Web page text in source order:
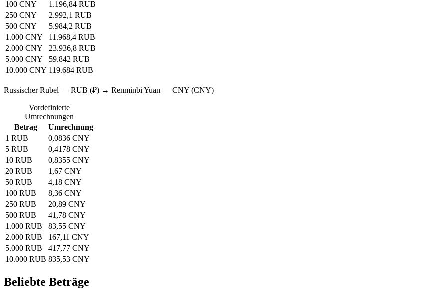
100 CNY
1.196,84 RUB
250 CNY
2.992,1 RUB
500 CNY
5.984,2 RUB
1.000 CNY
11.968,4 RUB
2.000 CNY
23.936,8 RUB
5.000 CNY
59.842 RUB
10.000 CNY 119.684 RUB
Russischer Rubel — RUB (₽) → Renminbi Yuan — CNY (CNY)
Vordefinierte
Umrechnungen
Betrag
Umrechnung
1 RUB
0,0836 CNY
5 RUB
0,4178 CNY
10 RUB
0,8355 CNY
20 RUB
1,67 CNY
50 RUB
4,18 CNY
100 RUB
8,36 CNY
250 RUB
20,89 CNY
500 RUB
41,78 CNY
1.000 RUB
83,55 CNY
2.000 RUB
167,11 CNY
5.000 RUB
417,77 CNY
10.000 RUB 835,53 CNY
Beliebte Beträge